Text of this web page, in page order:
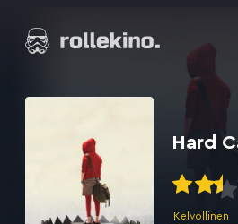
suoraan
Elokuvat ja elokuva-arviot | Rollekino.fi
Hard
Kelvollinen